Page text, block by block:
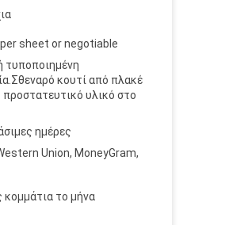
per sheet or negotiable
τυποποιημένη
κουτί από πλακέ
υλικό στο
ημέρες
Union, MoneyGram,
κομμάτια το μήνα